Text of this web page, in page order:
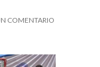
COMENTARIO